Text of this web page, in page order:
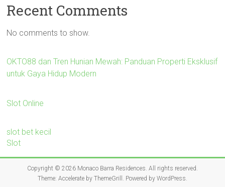
Recent Comments
No comments to show.
OKTO88 dan Tren Hunian Mewah: Panduan Properti Eksklusif
untuk Gaya Hidup Modern
Slot Online
slot bet kecil
Slot
Copyright © 2026 Monaco Barra Residences. All rights reserved.
Theme: Accelerateby ThemeGrill. Powered by WordPress.